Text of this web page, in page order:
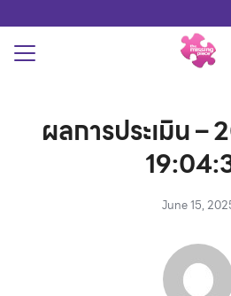
to
content
อบภาวะพร่องฮอร์โมนไทรอยด์
Search
ผลการประเมิน –
June 15,